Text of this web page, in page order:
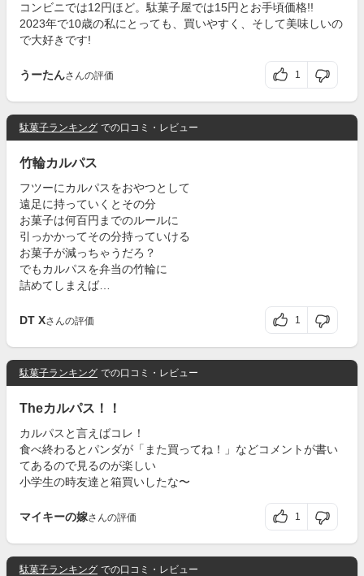
コンビニでは12円ほど。駄菓子屋では15円とお手頃価格!!
2023年で10歳の私にとっても、買いやすく、そして美味しいの
で大好きです!
うーたんさんの評価 1
駄菓子ランキング での口コミ・レビュー
竹輪カルパス
フツーにカルパスをおやつとして
遠足に持っていくとその分
お菓子は何百円までのルールに
引っかかってその分持っていける
お菓子が減っちゃうだろ？
でもカルパスを弁当の竹輪に
詰めてしまえば…
DT Xさんの評価 1
駄菓子ランキング での口コミ・レビュー
Theカルパス！！
カルパスと言えばコレ！
食べ終わるとパンダが「また買ってね！」などコメントが書い
てあるので見るのが楽しい
小学生の時友達と箱買いしたな〜
マイキーの嫁さんの評価 1
駄菓子ランキング での口コミ・レビュー